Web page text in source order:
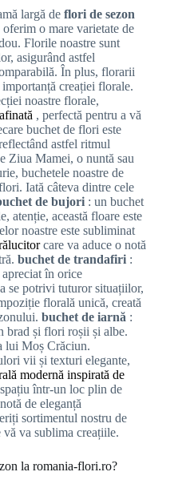
largă de flori de sezon
o mare varietate de
Florile noastre sunt
asigurând astfel
În plus, florarii
creației florale.
noastre florale,
, perfectă pentru a vă
buchet de flori este
astfel ritmul
Ziua Mamei, o nuntă sau
buchetele noastre de
Iată câteva dintre cele
de bujori : un buchet
atenție, această floare este
noastre este subliminat
care va aduce o notă
buchet de trandafiri :
în orice
se potrivi tuturor situațiilor,
florală unică, creată
buchet de iarnă :
brad și flori roșii și albe.
lui Moș Crăciun.
vii și texturi elegante,
modernă inspirată de
într-un loc plin de
de eleganță
sortimentul nostru de
vă va sublima creațiile.
la romania-flori.ro?